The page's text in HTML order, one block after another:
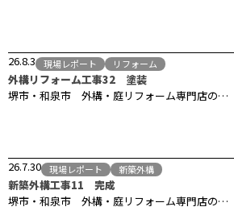
26.8.3 現場レポート リフォーム
外構リフォーム工事32 塗装
堺市・和泉市 外構・庭リフォーム専門店の…
26.7.30 現場レポート 新築外構
新築外構工事11 完成
堺市・和泉市 外構・庭リフォーム専門店の…